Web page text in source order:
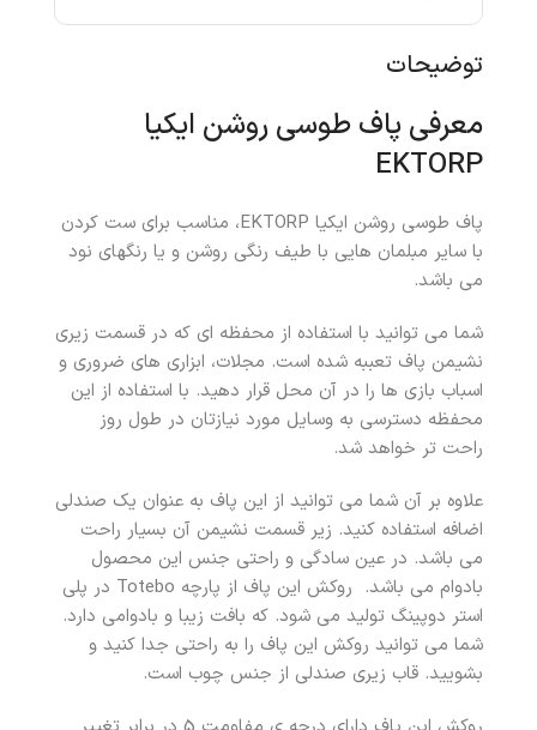
توضیحات
معرفی پاف طوسی روشن ایکیا
EKTORP
پاف طوسی روشن ایکیا EKTORP، مناسب برای ست کردن
با سایر مبلمان هایی با طیف رنگی روشن و یا رنگهای نود
می باشد.
شما می توانید با استفاده از محفظه ای که در قسمت زیری
نشیمن پاف تعببه شده است. مجلات، ابزاری های ضروری و
اسباب بازی ها را در آن محل قرار دهید. با استفاده از این
محفظه دسترسی به وسایل مورد نیازتان در طول روز
راحت تر خواهد شد.
علاوه بر آن شما می توانید از این پاف به عنوان یک صندلی
اضافه استفاده کنید. زیر قسمت نشیمن آن بسیار راحت
می باشد. در عین سادگی و راحتی جنس این محصول
بادوام می باشد. روکش این پاف از پارچه Totebo در پلی
استر دوپینگ تولید می شود. که بافت زیبا و بادوامی دارد.
شما می توانید روکش این پاف را به راحتی جدا کنید و
بشویید. قاب زیری صندلی از جنس چوب است.